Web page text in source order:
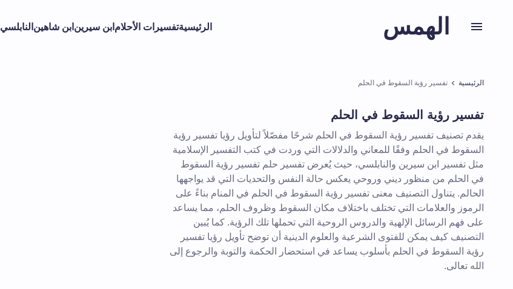
الهمس الرئيسيةتفسيرات الأحلام ابن سيرين ابن شاهين النابلسي
الرئيسية تفسير رؤية السقوط في الحلم
تفسير رؤية السقوط في الحلم
يقدم تصنيف تفسير رؤية السقوط في الحلم شرحًا مفصّلاً لتأويل رؤيا تفسير رؤية
السقوط في الحلم وفقًا للمعاني والدلالات التي وردت في كتب التفسير الإسلامية
مثل تفسير ابن سيرين والنابلسي، حيث يُعرض تفسير حلم تفسير رؤية السقوط
في الحلم من منظور ديني وروحي يعكس حالة النفس والتحديات التي قد يواجهها
الحالم. يتناول التصنيف معنى تفسير رؤية السقوط في الحلم في المنام بناءً على
الرموز والعلامات التي تختلف باختلاف مكان السقوط وظروف الحلم، مما يساعد
على فهم الرسائل الإلهية والدروس الروحية التي تحملها تلك الرؤية. كما يُبين
التصنيف كيف يمكن للفتوى الشرعية والعلوم الدينية أن توضح تأويل رؤيا تفسير
رؤية السقوط في الحلم بأسلوب يساعد في استحضار الحكمة والتوبة والرجوع إلى
الله تعالى.